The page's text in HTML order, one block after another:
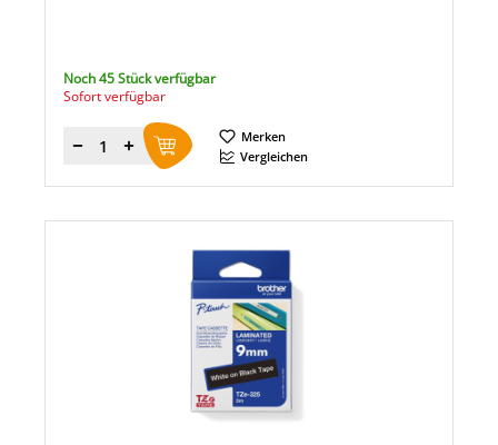
Noch 45 Stück verfügbar
Sofort verfügbar
Menge
Merken
Vergleichen